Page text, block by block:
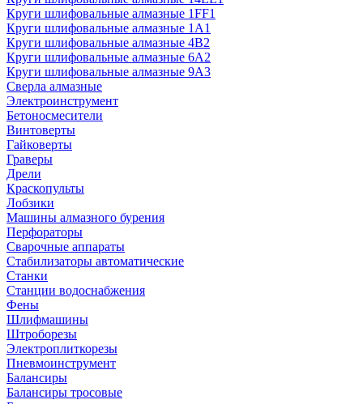
Круги шлифовальные алмазные 1FF1
Круги шлифовальные алмазные 1А1
Круги шлифовальные алмазные 4В2
Круги шлифовальные алмазные 6A2
Круги шлифовальные алмазные 9А3
Сверла алмазные
Электроинструмент
Бетоносмесители
Винтоверты
Гайковерты
Граверы
Дрели
Краскопульты
Лобзики
Машины алмазного бурения
Перфораторы
Сварочные аппараты
Стабилизаторы автоматические
Станки
Станции водоснабжения
Фены
Шлифмашины
Штроборезы
Электроплиткорезы
Пневмоинструмент
Балансиры
Балансиры тросовые